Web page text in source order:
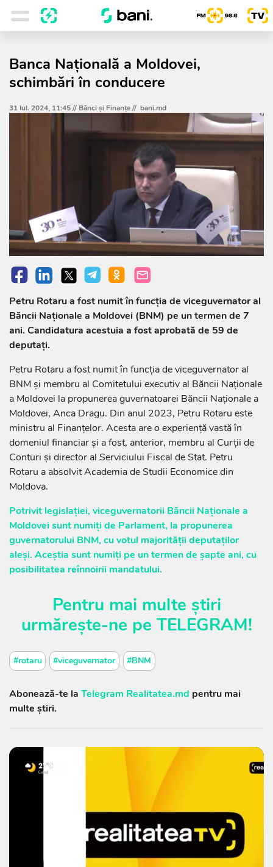
Banca Națională a Moldovei,
schimbări în conducere
31 Iul. 2024, 11:45 // Bănci şi Finanţe// bani.md
Petru Rotaru a fost numit în funcția de viceguvernator al
Băncii Naționale a Moldovei (BNM) pe un termen de 7
ani. Candidatura acestuia a fost aprobată de 59 de
deputați.
Petru Rotaru a fost numit în funcția de viceguvernator al
BNM și membru al Comitetului executiv al Băncii Naționale
a Moldovei la propunerea guvernatoarei Băncii Naționale a
Moldovei, Anca Dragu. Din anul 2023, Petru Rotaru este
ministru al Finanțelor. Acesta are o experiență vastă în
domeniul financiar și a fost, anterior, membru al Curții de
Conturi și director al Serviciului Fiscal de Stat. Petru
Rotaru a absolvit Academia de Studii Economice din
Moldova.
Potrivit legislației, viceguvernatorii Băncii Naționale a
Moldovei sunt numiți de Parlament, la propunerea
guvernatorului BNM, cu votul majorității deputaților
aleși. Aceștia sunt numiți pe un termen de șapte ani, cu
posibilitatea reînnoirii mandatului.
Pentru mai multe știri
urmărește-ne pe TELEGRAM!
#rotaru #viceguvernator #BNM
Abonează-te la Telegram Realitatea.md pentru mai
multe știri.